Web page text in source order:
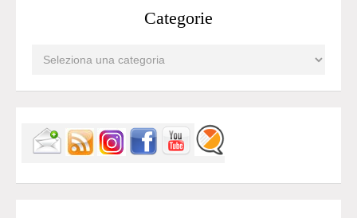
Categorie